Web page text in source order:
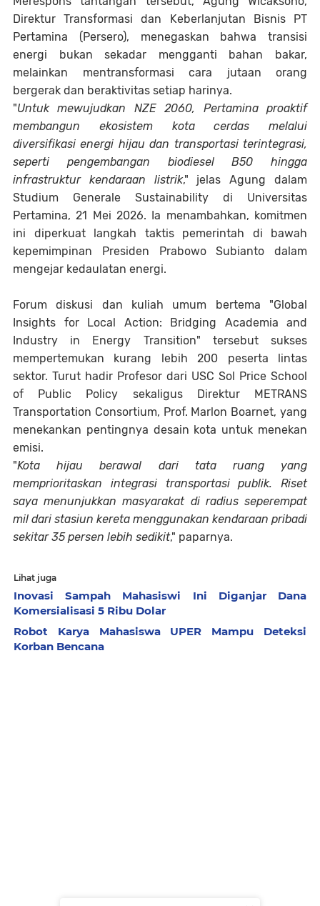
Direktur Transformasi dan Keberlanjutan Bisnis PT
Pertamina (Persero), menegaskan bahwa transisi
energi bukan sekadar mengganti bahan bakar,
melainkan mentransformasi cara jutaan orang
bergerak dan beraktivitas setiap harinya.
"Untuk mewujudkan NZE 2060, Pertamina proaktif
membangun ekosistem kota cerdas melalui
diversifikasi energi hijau dan transportasi terintegrasi,
seperti pengembangan biodiesel B50 hingga
infrastruktur kendaraan listrik," jelas Agung dalam
Studium Generale Sustainability di Universitas
Pertamina, 21 Mei 2026. Ia menambahkan, komitmen
ini diperkuat langkah taktis pemerintah di bawah
kepemimpinan Presiden Prabowo Subianto dalam
mengejar kedaulatan energi.
Forum diskusi dan kuliah umum bertema "Global
Insights for Local Action: Bridging Academia and
Industry in Energy Transition" tersebut sukses
mempertemukan kurang lebih 200 peserta lintas
sektor. Turut hadir Profesor dari USC Sol Price School
of Public Policy sekaligus Direktur METRANS
Transportation Consortium, Prof. Marlon Boarnet, yang
menekankan pentingnya desain kota untuk menekan
emisi.
"Kota hijau berawal dari tata ruang yang
memprioritaskan integrasi transportasi publik. Riset
saya menunjukkan masyarakat di radius seperempat
mil dari stasiun kereta menggunakan kendaraan pribadi
sekitar 35 persen lebih sedikit," paparnya.
Lihat juga
Inovasi Sampah Mahasiswi Ini Diganjar Dana
Komersialisasi 5 Ribu Dolar
Robot Karya Mahasiswa UPER Mampu Deteksi
Korban Bencana